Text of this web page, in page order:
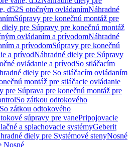
d52S otočným ovládanímNáhradné
Súpravy pre konečnú montáž pre
diely pre Súpravy pre konečnú montáž
ovládaním a prívodomNáhradné
a prívodomSúpravy pre konečnú
a prívodNáhradné diely pre Súpravy
ovládanie a prívodSo stláčacím
diely pre So stláčacím ovládaním
montáž pre stláčacie ovládanie
pre Súprava pre konečnú montáž pre
So zátkou odtokového
zátkou odtokového
súpravy pre vanePripojovacie
a splachovacie systémyGeberit
diely pre Systémové stenyNosné
Nosné